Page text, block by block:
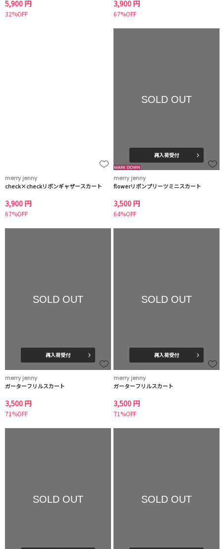
5,900 円
32%OFF
3,900 円
67%OFF
merry jenny
check×checkリボンギャザースカート
3,900 円
67%OFF
SOLD OUT
再入荷受付
merry jenny
flowerリボンプリーツミニスカート
3,500 円
64%OFF
SOLD OUT
再入荷受付
merry jenny
ガーターフリルスカート
3,500 円
71%OFF
SOLD OUT
再入荷受付
merry jenny
ガーターフリルスカート
3,500 円
71%OFF
SOLD OUT SOLD OUT